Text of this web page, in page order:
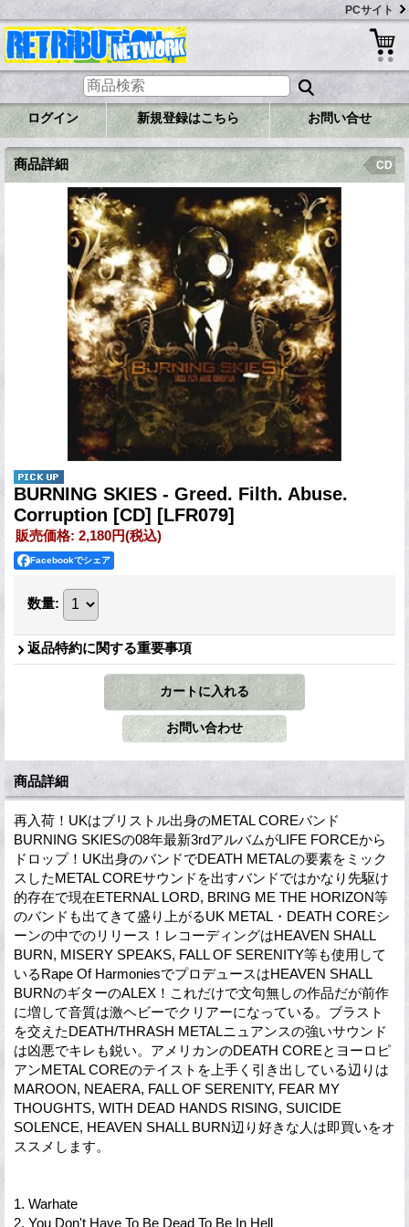
PCサイト
ログイン 新規登録はこちら お問い合せ
商品詳細 CD
BURNING SKIES - Greed. Filth. Abuse.
Corruption [CD] [LFR079]
販売価格: 2,180円(税込)
Facebookでシェア
数量:
返品特約に関する重要事項
商品詳細
再入荷！UKはブリストル出身のMETAL COREバンド
BURNING SKIESの08年最新3rdアルバムがLIFE FORCEから
ドロップ！UK出身のバンドでDEATH METALの要素をミック
スしたMETAL COREサウンドを出すバンドではかなり先駆け
的存在で現在ETERNAL LORD, BRING ME THE HORIZON等
のバンドも出てきて盛り上がるUK METAL・DEATH COREシ
ーンの中でのリリース！レコーディングはHEAVEN SHALL
BURN, MISERY SPEAKS, FALL OF SERENITY等も使用して
いるRape Of HarmoniesでプロデュースはHEAVEN SHALL
BURNのギターのALEX！これだけで文句無しの作品だが前作
に増して音質は激ヘビーでクリアーになっている。ブラスト
を交えたDEATH/THRASH METALニュアンスの強いサウンド
は凶悪でキレも鋭い。アメリカンのDEATH COREとヨーロピ
アンMETAL COREのテイストを上手く引き出している辺りは
MAROON, NEAERA, FALL OF SERENITY, FEAR MY
THOUGHTS, WITH DEAD HANDS RISING, SUICIDE
SOLENCE, HEAVEN SHALL BURN辺り好きな人は即買いをオ
ススメします。
1. Warhate
2. You Don't Have To Be Dead To Be In Hell